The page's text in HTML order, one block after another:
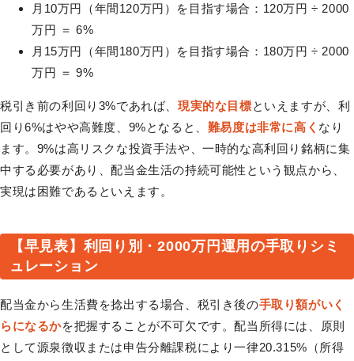
月10万円（年間120万円）を目指す場合：120万円 ÷ 2000
万円 ＝ 6%
月15万円（年間180万円）を目指す場合：180万円 ÷ 2000
万円 ＝ 9%
税引き前の利回り3%であれば、 現実的な目標といえますが、利
回り6%はやや高難度、9%となると、 難易度は非常に高く なり
ます。9%は高リスクな投資手法や、一時的な高利回り銘柄に集
中する必要があり、配当金生活の持続可能性という観点から、
実現は困難であるといえます。
【早見表】利回り別・2000万円運用の手取りシミ
ュレーション
配当金から生活費を捻出する場合、税引き後の手取り額がいく
らになるかを把握することが不可欠です。配当所得には、原則
として源泉徴収または申告分離課税により一律20.315%（所得